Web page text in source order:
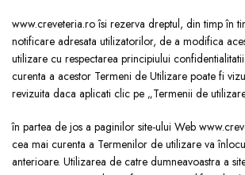
www.creveteria.ro îsi rezerva dreptul, din timp în
notificare adresata utilizatorilor, de a modifica
utilizare cu respectarea principiului
curenta a acestor Termeni de Utilizare poate fi
revizuita daca aplicati clic pe „Termenii de
în partea de jos a paginilor site-ului Web
cea mai curenta a Termenilor de utilizare va
anterioare. Utilizarea de catre dumneavoastra a